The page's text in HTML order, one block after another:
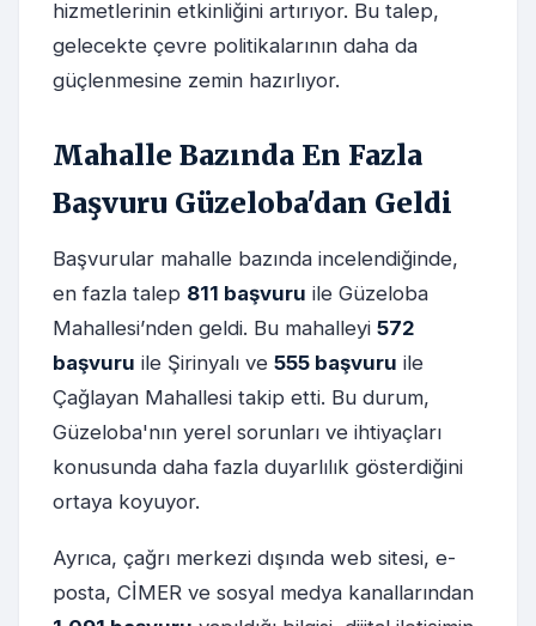
hizmetlerinin etkinliğini artırıyor. Bu talep,
gelecekte çevre politikalarının daha da
güçlenmesine zemin hazırlıyor.
Mahalle Bazında En Fazla
Başvuru Güzeloba'dan Geldi
Başvurular mahalle bazında incelendiğinde,
en fazla talep 811 başvuru ile Güzeloba
Mahallesi’nden geldi. Bu mahalleyi 572
başvuru ile Şirinyalı ve 555 başvuru ile
Çağlayan Mahallesi takip etti. Bu durum,
Güzeloba'nın yerel sorunları ve ihtiyaçları
konusunda daha fazla duyarlılık gösterdiğini
ortaya koyuyor.
Ayrıca, çağrı merkezi dışında web sitesi, e-
posta, CİMER ve sosyal medya kanallarından